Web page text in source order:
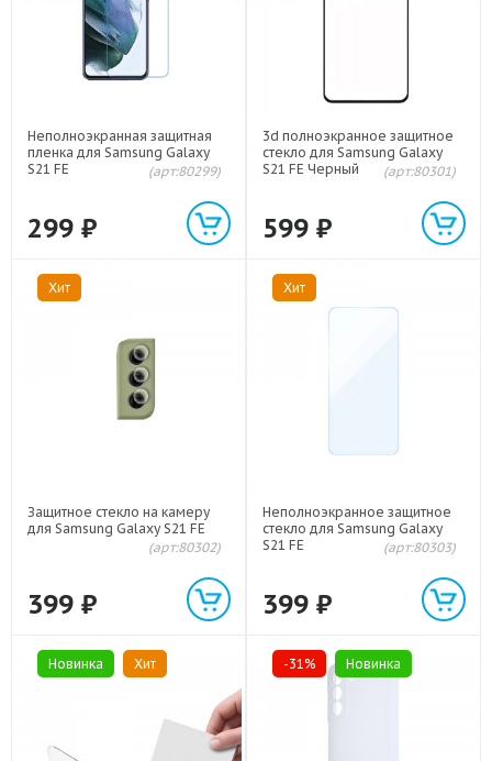
Неполноэкранная защитная
пленка для Samsung Galaxy
S21 FE
(арт:80299)
299 ₽
3d полноэкранное защитное
стекло для Samsung Galaxy
S21 FE Черный
(арт:80301)
599 ₽
Хит
Защитное стекло на камеру
для Samsung Galaxy S21 FE
(арт:80302)
399 ₽
Хит
Неполноэкранное защитное
стекло для Samsung Galaxy
S21 FE
(арт:80303)
399 ₽
Новинка Хит -31% Новинка